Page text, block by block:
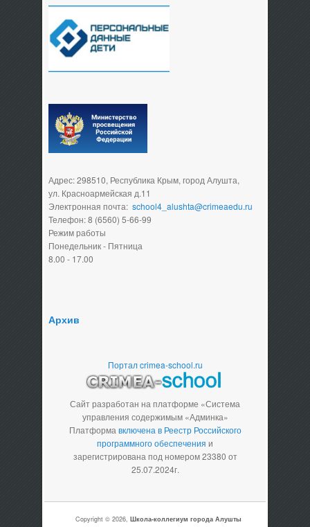
Адрес: 298510, Республика Крым, город Алушта,
ул. Красноармейская д.11
Электронная почта:school4_alushta@crimeaedu.ru
Телефон: 8 (6560) 5-66-99
Режим работы
Понедельник - Пятница
8.00 - 17.00
Архив
Портал crimea-school.ru
Сайт разработан на платформе «Система
управления содержимым «Админка»
Платформа включена в Реестр Российского
программного обеспечения и
зарегистрирована под номером 23380 от
25.07.2024г.
Copyright © 2026, Школа-коллегиум города Алушты